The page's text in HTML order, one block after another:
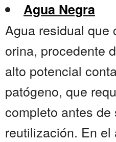
Agua Negra
Agua residual que
orina, procedente
alto potencial
patógeno, que
completo antes
reutilización. En el